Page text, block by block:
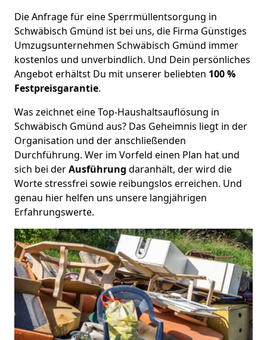
Die Anfrage für eine Sperrmüllentsorgung in
Schwäbisch Gmünd ist bei uns, die Firma Günstiges
Umzugsunternehmen Schwäbisch Gmünd immer
kostenlos und unverbindlich. Und Dein persönliches
Angebot erhältst Du mit unserer beliebten 100 %
Festpreisgarantie.
Was zeichnet eine Top-Haushaltsauflösung in
Schwäbisch Gmünd aus? Das Geheimnis liegt in der
Organisation und der anschließenden
Durchführung. Wer im Vorfeld einen Plan hat und
sich bei derAusführung daranhält, der wird die
Worte stressfrei sowie reibungslos erreichen. Und
genau hier helfen uns unsere langjährigen
Erfahrungswerte.